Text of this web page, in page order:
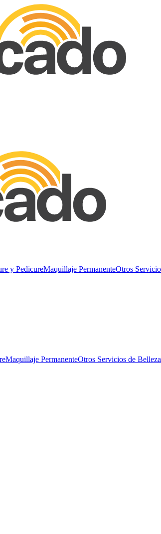
y PedicureMaquillaje PermanenteOtros
Maquillaje PermanenteOtros Servicios de Belleza